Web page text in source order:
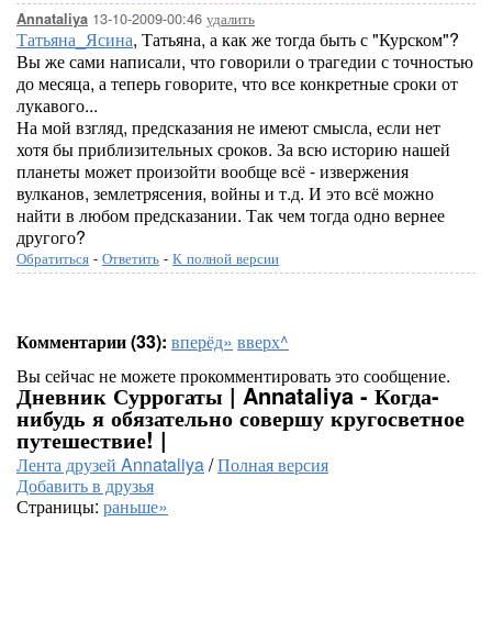
Annataliya 13-10-2009-00:46 удалить
Татьяна_Ясина, Татьяна, а как же тогда быть с "Курском"?
Вы же сами написали, что говорили о трагедии с точностью
до месяца, а теперь говорите, что все конкретные сроки от
лукавого...
На мой взгляд, предсказания не имеют смысла, если нет
хотя бы приблизительных сроков. За всю историю нашей
планеты может произойти вообще всё - извержения
вулканов, землетрясения, войны и т.д. И это всё можно
найти в любом предсказании. Так чем тогда одно вернее
другого?
Обратиться - Ответить - К полной версии
Комментарии (33): вперёд» вверх^
Вы сейчас не можете прокомментировать это сообщение.
Дневник Суррогаты | Annataliya - Когда-
нибудь я обязательно совершу кругосветное
путешествие! |
Лента друзей Annataliya/Полная версия
Добавить в друзья
Страницы: раньше»